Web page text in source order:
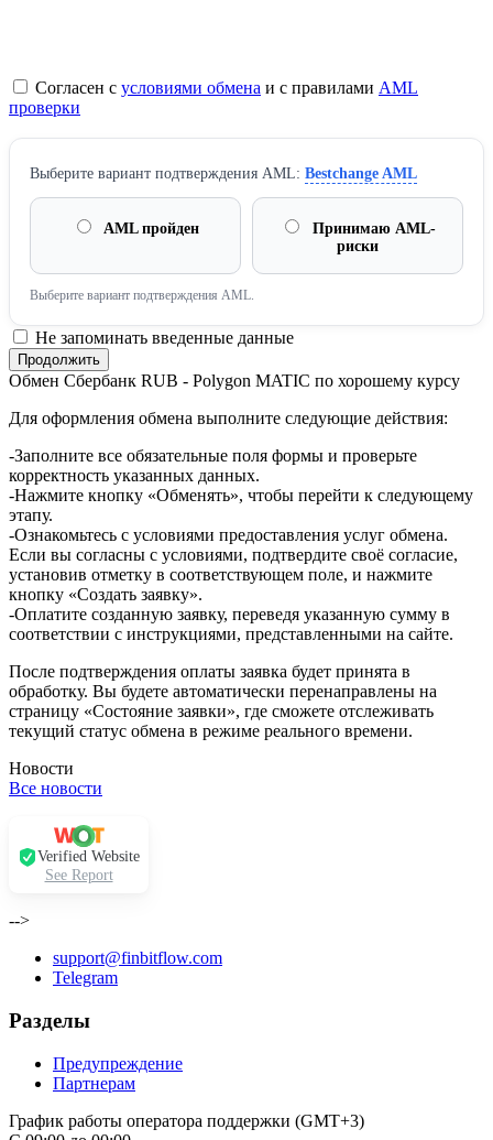
Согласен с условиями обмена и с правилами AML
проверки
Выберите вариант подтверждения AML: Bestchange AML
AML пройден
Принимаю AML-
риски
Выберите вариант подтверждения AML.
Не запоминать введенные данные
Обмен Сбербанк RUB - Polygon MATIC по хорошему курсу
Для оформления обмена выполните следующие действия:
-Заполните все обязательные поля формы и проверьте
корректность указанных данных.
-Нажмите кнопку «Обменять», чтобы перейти к следующему
этапу.
-Ознакомьтесь с условиями предоставления услуг обмена.
Если вы согласны с условиями, подтвердите своё согласие,
установив отметку в соответствующем поле, и нажмите
кнопку «Создать заявку».
-Оплатите созданную заявку, переведя указанную сумму в
соответствии с инструкциями, представленными на сайте.
После подтверждения оплаты заявка будет принята в
обработку. Вы будете автоматически перенаправлены на
страницу «Состояние заявки», где сможете отслеживать
текущий статус обмена в режиме реального времени.
Новости
Все новости
Verified Website
See Report
-->
support@finbitflow.com
Telegram
Разделы
Предупреждение
Партнерам
График работы оператора поддержки (GMT+3)